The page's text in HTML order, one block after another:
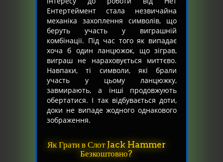
Ентертеймент стала незвичайна
механіка захоплення символів, що
беруть участь у виграшній
комбінації. Під час того як випадає
хоча б один ланцюжок, що зіграв,
виграш не нараховується миттєво.
Навпаки, ті символи, які брали
участь у цьому ланцюжку,
завмирають, а інші продовжують
обертатися. І так відбувається доти,
доки не випаде жодного однакового
зображення.
Як Грати в Слот Jack Hammer
Безкоштовно?